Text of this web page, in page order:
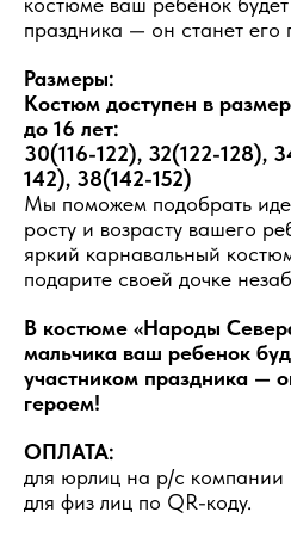
праздника — он станет его
Размеры:
Костюм доступен в
до 16 лет:
30(116-122), 32(122-128),
142), 38(142-152)
Мы поможем подобрать
росту и возрасту вашего
яркий карнавальный
подарите своей дочке
В костюме «Народы
мальчика ваш ребенок
участником праздника —
героем!
ОПЛАТА:
для юрлиц на р/с компании
для физ лиц по QR-коду.